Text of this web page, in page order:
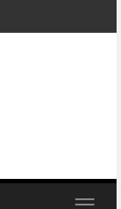
content
Toggle